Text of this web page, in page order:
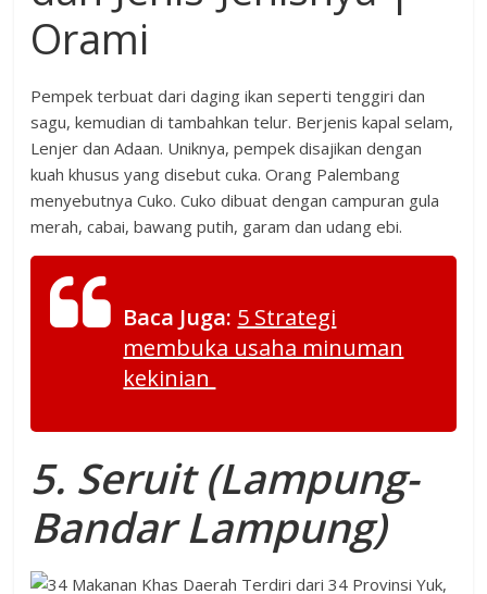
Pempek terbuat dari daging ikan seperti tenggiri dan
sagu, kemudian di tambahkan telur. Berjenis kapal selam,
Lenjer dan Adaan. Uniknya, pempek disajikan dengan
kuah khusus yang disebut cuka. Orang Palembang
menyebutnya Cuko. Cuko dibuat dengan campuran gula
merah, cabai, bawang putih, garam dan udang ebi.
Baca Juga: 5 Strategi
membuka usaha minuman
kekinian
5. Seruit (Lampung-
Bandar Lampung)